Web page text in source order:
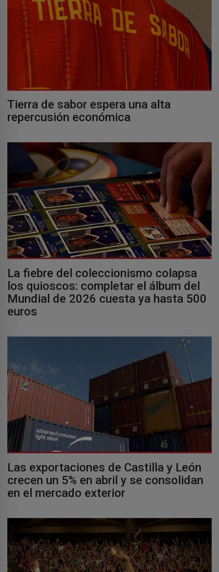
Tierra de sabor espera una alta
repercusión económica
La fiebre del coleccionismo colapsa
los quioscos: completar el álbum del
Mundial de 2026 cuesta ya hasta 500
euros
Las exportaciones de Castilla y León
crecen un 5% en abril y se consolidan
en el mercado exterior